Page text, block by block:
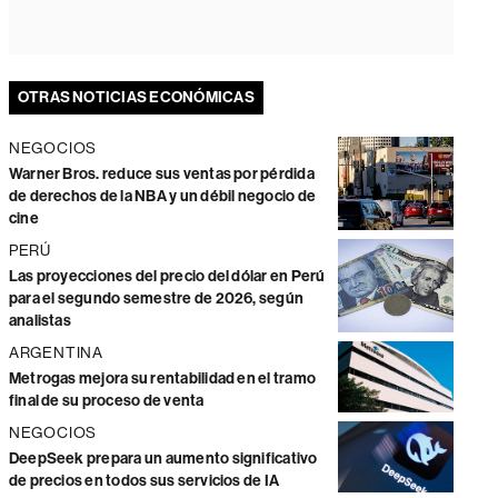
OTRAS NOTICIAS ECONÓMICAS
NEGOCIOS
Warner Bros. reduce sus ventas por pérdida
de derechos de la NBA y un débil negocio de
cine
PERÚ
Las proyecciones del precio del dólar en Perú
para el segundo semestre de 2026, según
analistas
ARGENTINA
Metrogas mejora su rentabilidad en el tramo
final de su proceso de venta
NEGOCIOS
DeepSeek prepara un aumento significativo
de precios en todos sus servicios de IA